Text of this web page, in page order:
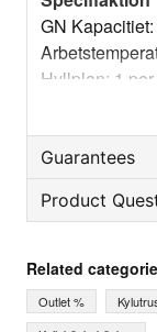
GN
Hyllplan: 1
Mått:
Material:
Guarantees
Product
Ask us
Related
Outlet %